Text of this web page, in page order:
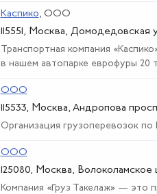
Каспико, ООО
115551, Москва, Домодедовская
Транспортная компания
в нашем автопарке еврофуры 20
ООО
115533, Москва, Андропова
Организация грузоперевозок
ООО
125080, Москва,
Компания «Груз Такелаж» — это